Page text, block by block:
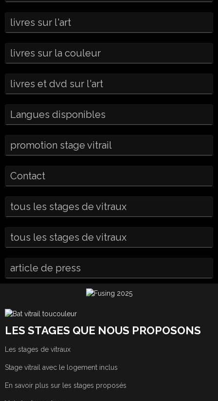
livres sur l'art
livres sur la couleur
livres et dvd sur l'art
Langues disponibles
promotion stage vitrail
Contact
tous les stages de vitraux
tous les stages de vitraux
article de press
LES STAGES QUE NOUS PROPOSONS
Les stages de vitraux
Stage vitrail avec le logement inclus
En savoir plus sur les stages proposés